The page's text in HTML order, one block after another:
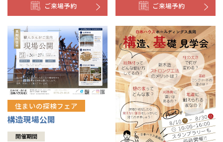
ご来場予約 ご来場予約
住まいの探検フェア
構造現場公開
開催期間